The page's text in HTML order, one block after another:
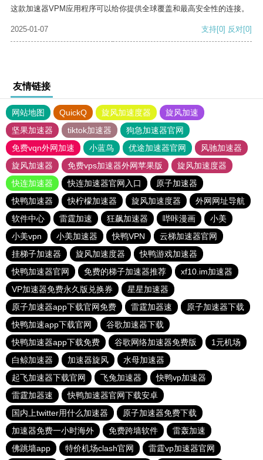
这款加速器VPM应用程序可以给你提供全球覆盖和最高安全性的连接。
2025-01-07 支持[0] 反对[0]
友情链接
网站地图 QuickQ 旋风加速度器
旋风加速
坚果加速器
tiktok加速器
狗急加速器官网
免费vqn外网加速
小蓝鸟 优途加速器官网
风驰加速器
旋风加速器
免费vps加速器外网苹果版
旋风加速度器
快连加速器
快连加速器官网入口
原子加速器
快鸭加速器
快柠檬加速器 旋风加速度器
外网网址导航
软件中心
雷霆加速 狂飙加速器 哔咔漫画
小美
小美vpn
小美加速器 快鸭VPN
云梯加速器官网
挂梯子加速器
旋风加速度器
快鸭游戏加速器
快鸭加速器官网
免费的梯子加速器推荐
xf10.im加速器
VP加速器免费永久版兑换券
星星加速器
原子加速器app下载官网免费
雷霆加器速
原子加速器下载
快鸭加速app下载官网
谷歌加速器下载
快鸭加速器app下载免费
谷歌网络加速器免费版
1元机场
白鲸加速器
加速器旋风
水母加速器
起飞加速器下载官网
飞兔加速器
快鸭vp加速器
雷霆加器速
快鸭加速器官网下载安卓
国内上twitter用什么加速器
原子加速器免费下载
加速器免费一小时海外
免费跨墙软件
雷轰加速
佛跳墙app
特价机场clash官网 雷霆vp加速器官网